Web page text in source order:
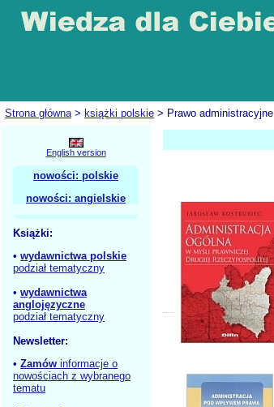
Strona główna> książki polskie > Prawo administracyjne
English version
nowości: polskie
nowości: angielskie
Książki:
• wydawnictwa polskie
podział tematyczny
• wydawnictwa
anglojęzyczne
podział tematyczny
Newsletter:
• Zamów informacje o
nowościach z wybranego
tematu